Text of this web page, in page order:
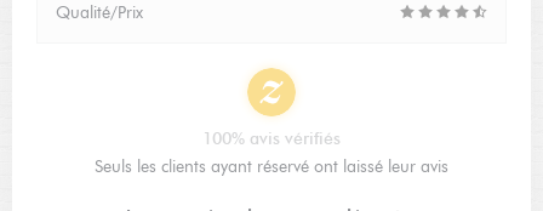
Qualité/Prix
100% avis vérifiés
Seuls les clients ayant réservé ont laissé leur avis